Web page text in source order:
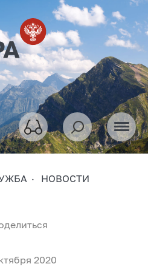
НОВОСТИ
2020